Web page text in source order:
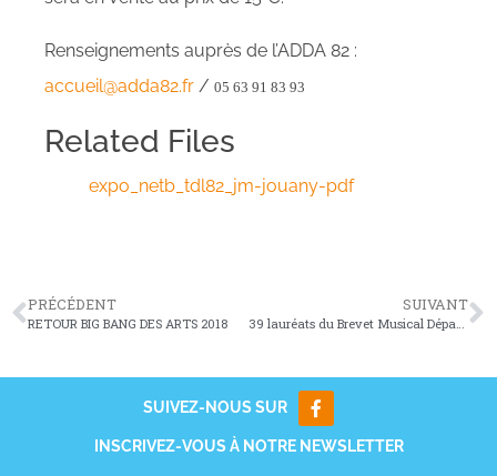
Renseignements auprès de l’ADDA 82 :
accueil@adda82.fr / 05 63 91 83 93
Related Files
expo_netb_tdl82_jm-jouany-pdf
PRÉCÉDENT
RETOUR BIG BANG DES ARTS 2018
SUIVANT
39 lauréats du Brevet Musical Départemental 2018
SUIVEZ-NOUS SUR
INSCRIVEZ-VOUS À NOTRE NEWSLETTER